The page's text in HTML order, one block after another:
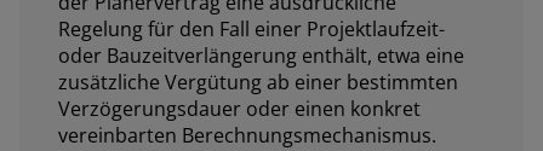
Regelung für den Fall einer Projektlaufzeit-
oder Bauzeitverlängerung enthält, etwa eine
zusätzliche Vergütung ab einer bestimmten
Verzögerungsdauer oder einen konkret
vereinbarten Berechnungsmechanismus.